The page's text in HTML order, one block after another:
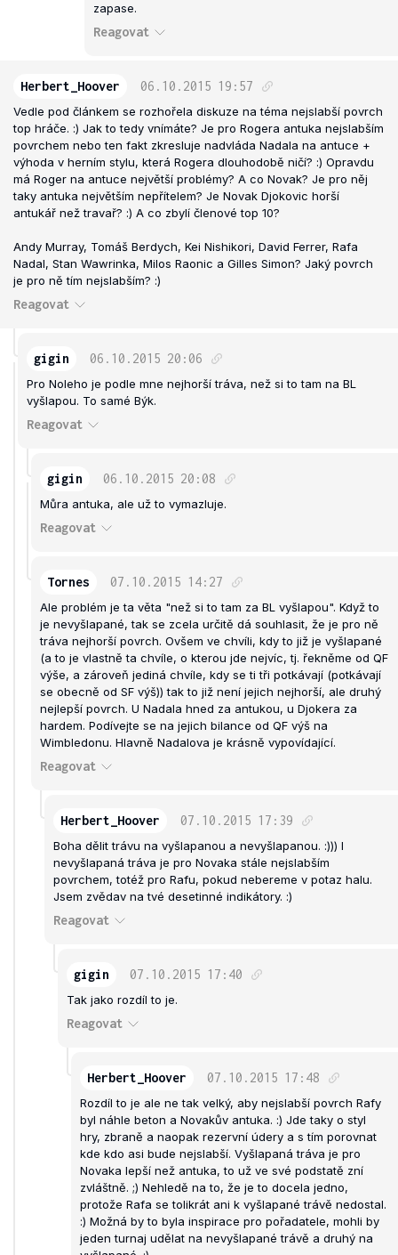
zapase.
Reagovat
Herbert_Hoover 06.10.2015 19:57
Vedle pod článkem se rozhořela diskuze na téma nejslabší povrch
top hráče. :) Jak to tedy vnímáte? Je pro Rogera antuka nejslabším
povrchem nebo ten fakt zkresluje nadvláda Nadala na antuce +
výhoda v herním stylu, která Rogera dlouhodobě ničí? :) Opravdu
má Roger na antuce největší problémy? A co Novak? Je pro něj
taky antuka největším nepřítelem? Je Novak Djokovic horší
antukář než travař? :) A co zbylí členové top 10?
Andy Murray, Tomáš Berdych, Kei Nishikori, David Ferrer, Rafa
Nadal, Stan Wawrinka, Milos Raonic a Gilles Simon? Jaký povrch
je pro ně tím nejslabším? :)
Reagovat
gigin 06.10.2015 20:06
Pro Noleho je podle mne nejhorší tráva, než si to tam na BL
vyšlapou. To samé Býk.
Reagovat
gigin 06.10.2015 20:08
Můra antuka, ale už to vymazluje.
Reagovat
Tornes 07.10.2015 14:27
Ale problém je ta věta "než si to tam za BL vyšlapou". Když to
je nevyšlapané, tak se zcela určitě dá souhlasit, že je pro ně
tráva nejhorší povrch. Ovšem ve chvíli, kdy to již je vyšlapané
(a to je vlastně ta chvíle, o kterou jde nejvíc, tj. řekněme od QF
výše, a zároveň jediná chvíle, kdy se ti tři potkávají (potkávají
se obecně od SF výš)) tak to již není jejich nejhorší, ale druhý
nejlepší povrch. U Nadala hned za antukou, u Djokera za
hardem. Podívejte se na jejich bilance od QF výš na
Wimbledonu. Hlavně Nadalova je krásně vypovídající.
Reagovat
Herbert_Hoover 07.10.2015 17:39
Boha dělit trávu na vyšlapanou a nevyšlapanou. :))) I
nevyšlapaná tráva je pro Novaka stále nejslabším
povrchem, totéž pro Rafu, pokud nebereme v potaz halu.
Jsem zvědav na tvé desetinné indikátory. :)
Reagovat
gigin 07.10.2015 17:40
Tak jako rozdíl to je.
Reagovat
Herbert_Hoover 07.10.2015 17:48
Rozdíl to je ale ne tak velký, aby nejslabší povrch Rafy
byl náhle beton a Novakův antuka. :) Jde taky o styl
hry, zbraně a naopak rezervní údery a s tím porovnat
kde kdo asi bude nejslabší. Vyšlapaná tráva je pro
Novaka lepší než antuka, to už ve své podstatě zní
zvláštně. ;) Nehledě na to, že je to docela jedno,
protože Rafa se tolikrát ani k vyšlapané trávě nedostal.
:) Možná by to byla inspirace pro pořadatele, mohli by
jeden turnaj udělat na nevyšlapané trávě a druhý na